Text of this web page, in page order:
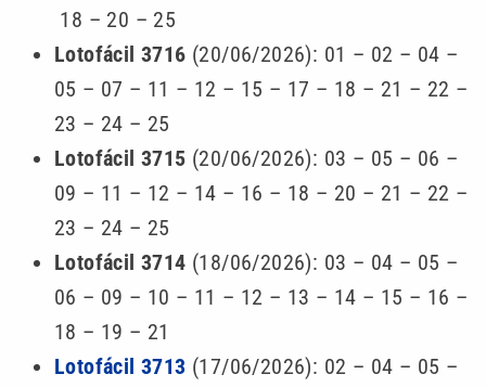
18 – 20 – 25
Lotofácil 3716 (20/06/2026): 01 – 02 – 04 –
05 – 07 – 11 – 12 – 15 – 17 – 18 – 21 – 22 –
23 – 24 – 25
Lotofácil 3715 (20/06/2026): 03 – 05 – 06 –
09 – 11 – 12 – 14 – 16 – 18 – 20 – 21 – 22 –
23 – 24 – 25
Lotofácil 3714 (18/06/2026): 03 – 04 – 05 –
06 – 09 – 10 – 11 – 12 – 13 – 14 – 15 – 16 –
18 – 19 – 21
Lotofácil 3713 (17/06/2026): 02 – 04 – 05 –